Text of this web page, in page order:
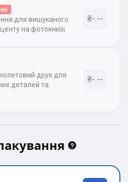
для вишуканого
на фотокнизі
₴-.--
друк для
деталей та
₴-.--